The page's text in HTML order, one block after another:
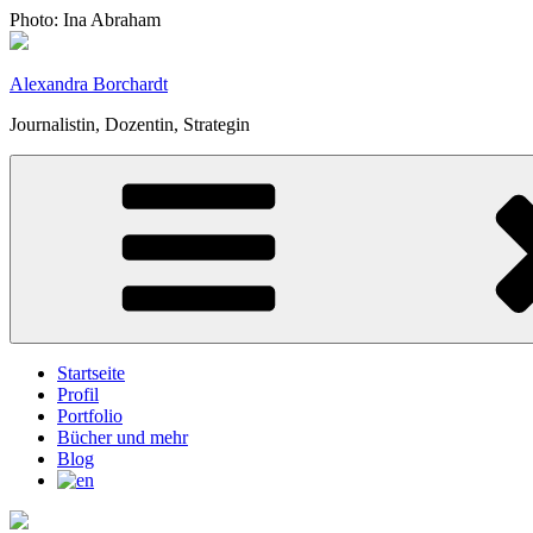
Zum
Inhalt
Photo: Ina Abraham
Alexandra Borchardt
Journalistin, Dozentin, Strategin
Startseite
Profil
Portfolio
Bücher und mehr
Blog